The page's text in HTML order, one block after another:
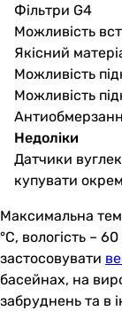
Фільтри G4
Можливість
Якісний
Можливість
Можливість
Недоліки
Датчики
купувати
Максимальна
°C, вологість –
застосовувати
басейнах, на
забруднень та в